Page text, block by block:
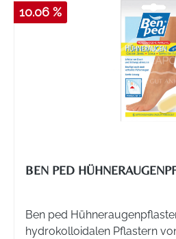
10.06 %
BEN PED
Ben ped
hydrokolloidalen Pflastern